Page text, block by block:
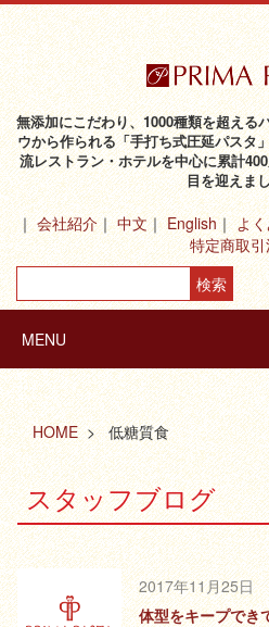
無添加にこだわり、1000種類を超える
ウから作られる「手打ち式圧延パスタ
流レストラン・ホテルを中心に累計
目を迎えま
会社紹介 中文 English よ
特定商取
MENU
HOME 低糖質食
スタッフブログ
2017年11月25日
体型をキープでき